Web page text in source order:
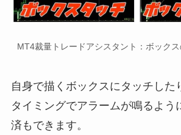
MT4裁量トレードアシスタント：ボック
自身で描くボックスにタッチした
タイミングでアラームが鳴るよう
済もできます。